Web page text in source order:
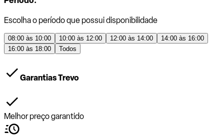
Escolha o período que possui disponibilidade
08:00 às 10:00 10:00 às 12:00 12:00 às 14:00
14:00 às 16:00
16:00 às 18:00
Todos
Garantias Trevo
Melhor preço garantido